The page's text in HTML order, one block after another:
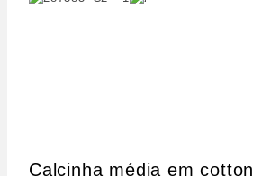
Calcinha média em cotton